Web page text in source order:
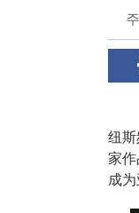
纽
家
成